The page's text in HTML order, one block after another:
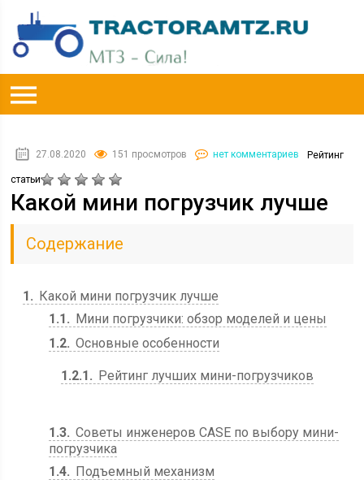
27.08.2020 151 просмотров нет комментариев Рейтинг
статьи
Какой мини погрузчик лучше
Содержание
1
Какой мини погрузчик лучше
1.1
Мини погрузчики: обзор моделей и цены
1.2 Основные особенности
1.2.1 Рейтинг лучших мини-погрузчиков
1.3 Советы инженеров CASE по выбору мини-
погрузчика
1.4
Подъемный механизм